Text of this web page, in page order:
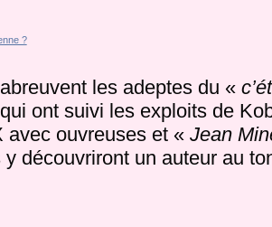
les adeptes du «
ont suivi les exploits de
avec ouvreuses et « Jean
découvriront un auteur au